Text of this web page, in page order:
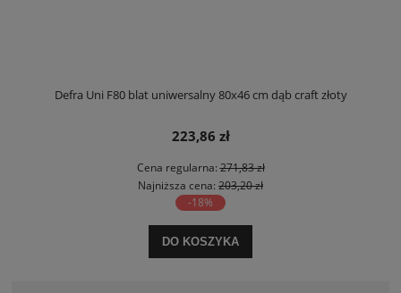
Defra Uni F80 blat uniwersalny 80x46 cm dąb craft złoty
223,86 zł
Cena regularna:271,83 zł
Najniższa cena: 203,20 zł
-18%
DO KOSZYKA